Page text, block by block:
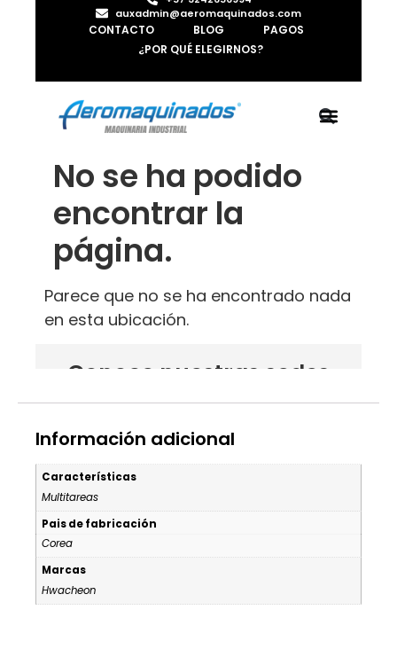
Información adicional
Características
Multitareas
Pais de fabricación
Corea
Marcas
Hwacheon